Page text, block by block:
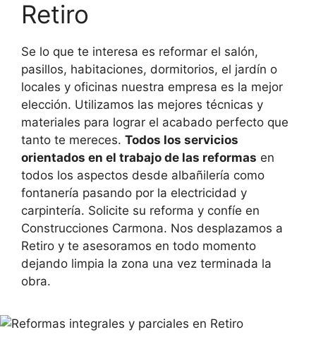
Retiro
Se lo que te interesa es reformar el salón,
pasillos, habitaciones, dormitorios, el jardín o
locales y oficinas nuestra empresa es la mejor
elección. Utilizamos las mejores técnicas y
materiales para lograr el acabado perfecto que
tanto te mereces. Todos los servicios
orientados en el trabajo de las reformas en
todos los aspectos desde albañilería como
fontanería pasando por la electricidad y
carpintería. Solicite su reforma y confíe en
Construcciones Carmona. Nos desplazamos a
Retiro y te asesoramos en todo momento
dejando limpia la zona una vez terminada la
obra.